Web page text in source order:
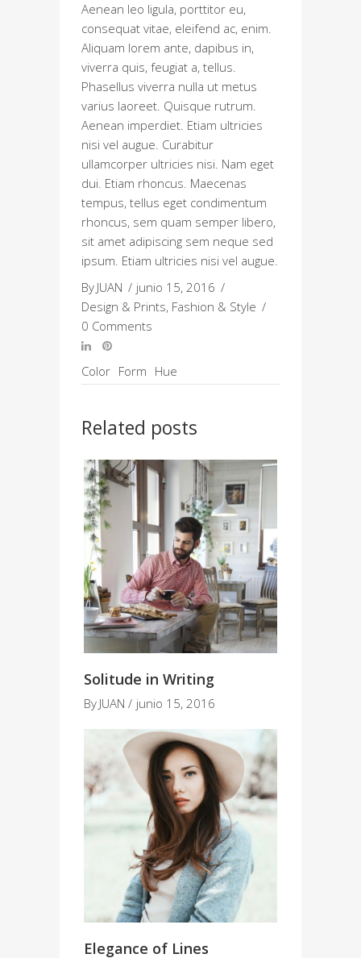
Aenean leo ligula, porttitor eu,
consequat vitae, eleifend ac, enim.
Aliquam lorem ante, dapibus in,
viverra quis, feugiat a, tellus.
Phasellus viverra nulla ut metus
varius laoreet. Quisque rutrum.
Aenean imperdiet. Etiam ultricies
nisi vel augue. Curabitur
ullamcorper ultricies nisi. Nam eget
dui. Etiam rhoncus. Maecenas
tempus, tellus eget condimentum
rhoncus, sem quam semper libero,
sit amet adipiscing sem neque sed
ipsum. Etiam ultricies nisi vel augue.
By JUAN
junio 15, 2016
Design & Prints, Fashion & Style
0 Comments
Color Form Hue
Related posts
Solitude in Writing
By JUAN junio 15, 2016
Elegance of Lines